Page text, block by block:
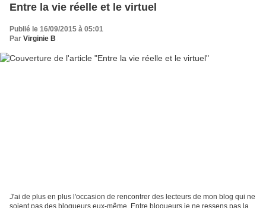
Entre la vie réelle et le virtuel
Publié le 16/09/2015 à 05:01
Par Virginie B
J'ai de plus en plus l'occasion de rencontrer des lecteurs de mon blog qui ne
soient pas des blogueurs eux-même, Entre blogueurs je ne ressens pas la